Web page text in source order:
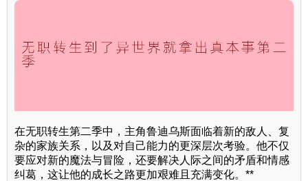
在无职转生第二季中，主角鲁迪乌斯面临着新的敌人、复
杂的家族关系，以及对自己能力的更深层次考验。他不仅
要应对新的魔法与冒险，还要解决人际之间的矛盾和情感
纠葛，这让他的成长之路更加艰难且充满变化。**